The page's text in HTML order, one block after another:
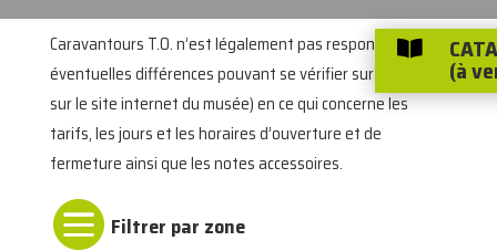
Caravantours T.O. n’est légalement pas responsable des
éventuelles différences pouvant se vérifier sur place (ou
sur le site internet du musée) en ce qui concerne les
tarifs, les jours et les horaires d’ouverture et de
fermeture ainsi que les notes accessoires.


(à